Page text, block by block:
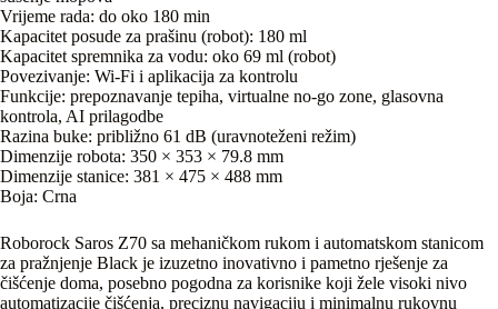
Vrijeme rada: do oko 180 min
Kapacitet posude za prašinu (robot): 180 ml
Kapacitet spremnika za vodu: oko 69 ml (robot)
Povezivanje: Wi-Fi i aplikacija za kontrolu
Funkcije: prepoznavanje tepiha, virtualne no-go zone, glasovna
kontrola, AI prilagodbe
Razina buke: približno 61 dB (uravnoteženi režim)
Dimenzije robota: 350 × 353 × 79.8 mm
Dimenzije stanice: 381 × 475 × 488 mm
Boja: Crna
Roborock Saros Z70 sa mehaničkom rukom i automatskom stanicom
za pražnjenje Black je izuzetno inovativno i pametno rješenje za
čišćenje doma, posebno pogodna za korisnike koji žele visoki nivo
automatizacije čišćenja, preciznu navigaciju i minimalnu rukovnu